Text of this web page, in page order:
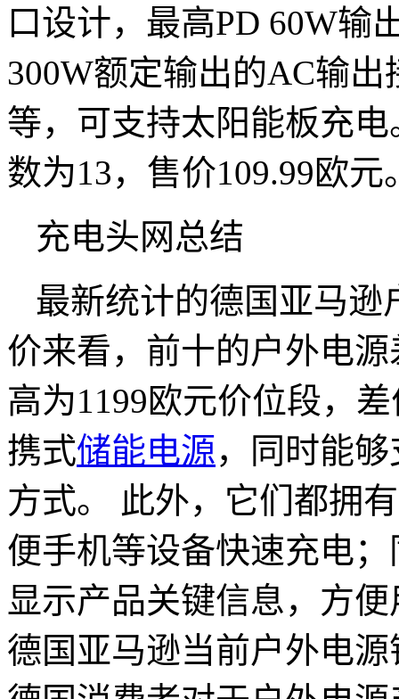
口设计，最高PD 60W输
300W额定输出的AC输
等，可支持太阳能板充
数为13，售价109.99欧元
充电头网总结
最新统计的德国亚马
价来看，前十的户外电
高为1199欧元价位段，
携式储能电源，同时能
方式。 此外，它们都拥
便手机等设备快速充电
显示产品关键信息，方
德国亚马逊当前户外电